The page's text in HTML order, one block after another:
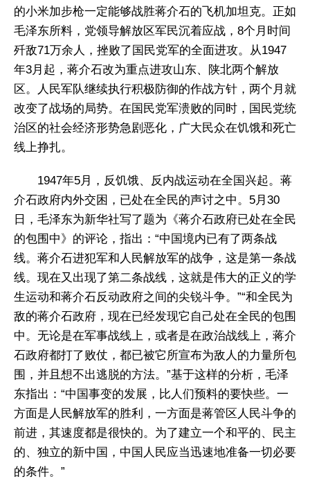
的小米加步枪一定能够战胜蒋介石的飞机加坦克。正如
毛泽东所料，党领导解放区军民沉着应战，8个月时间
歼敌71万余人，挫败了国民党军的全面进攻。从1947
年3月起，蒋介石改为重点进攻山东、陕北两个解放
区。人民军队继续执行积极防御的作战方针，两个月就
改变了战场的局势。在国民党军溃败的同时，国民党统
治区的社会经济形势急剧恶化，广大民众在饥饿和死亡
线上挣扎。
1947年5月，反饥饿、反内战运动在全国兴起。蒋
介石政府内外交困，已处在全民的声讨之中。5月30
日，毛泽东为新华社写了题为《蒋介石政府已处在全民
的包围中》的评论，指出：“中国境内已有了两条战
线。蒋介石进犯军和人民解放军的战争，这是第一条战
线。现在又出现了第二条战线，这就是伟大的正义的学
生运动和蒋介石反动政府之间的尖锐斗争。”“和全民为
敌的蒋介石政府，现在已经发现它自己处在全民的包围
中。无论是在军事战线上，或者是在政治战线上，蒋介
石政府都打了败仗，都已被它所宣布为敌人的力量所包
围，并且想不出逃脱的方法。”基于这样的分析，毛泽
东指出：“中国事变的发展，比人们预料的要快些。一
方面是人民解放军的胜利，一方面是蒋管区人民斗争的
前进，其速度都是很快的。为了建立一个和平的、民主
的、独立的新中国，中国人民应当迅速地准备一切必要
的条件。”